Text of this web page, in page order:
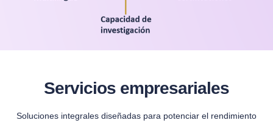
Servicios empresariales
Soluciones integrales diseñadas para potenciar el rendimiento